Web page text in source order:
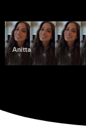
Anitta